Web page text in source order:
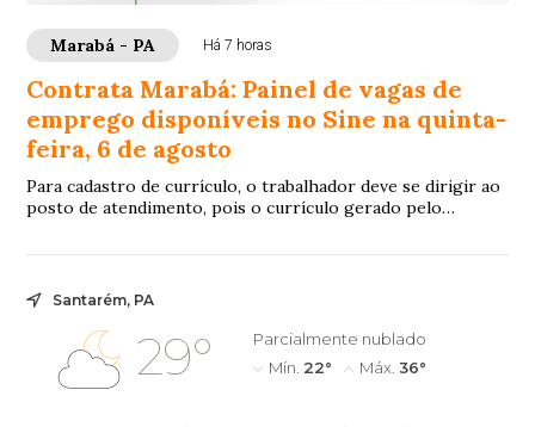
Marabá - PA Há 7 horas
Contrata Marabá: Painel de vagas de
emprego disponíveis no Sine na quinta-
feira, 6 de agosto
Para cadastro de currículo, o trabalhador deve se dirigir ao
posto de atendimento, pois o currículo gerado pelo
Santarém, PA
29°
Parcialmente nublado
Mín. 22° Máx. 36°